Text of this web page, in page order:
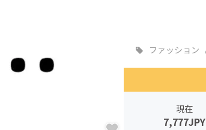
ファッション
現在
7,777JPY